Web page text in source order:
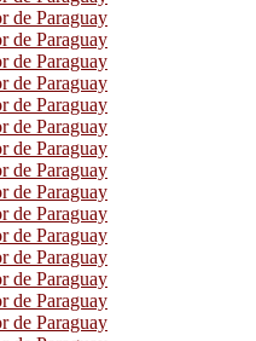
de Paraguay
de Paraguay
de Paraguay
de Paraguay
de Paraguay
de Paraguay
de Paraguay
de Paraguay
de Paraguay
de Paraguay
de Paraguay
de Paraguay
de Paraguay
de Paraguay
de Paraguay